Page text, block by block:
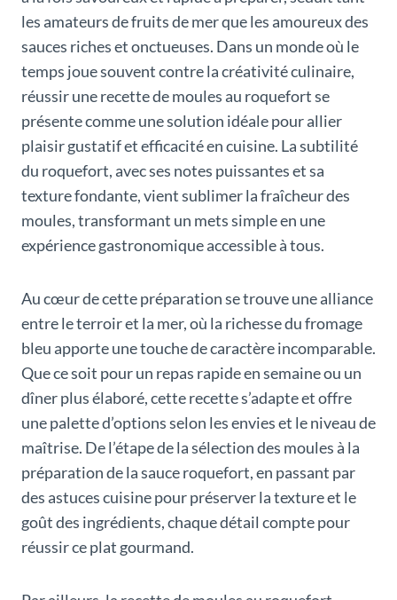
les amateurs de fruits de mer que les amoureux des
sauces riches et onctueuses. Dans un monde où le
temps joue souvent contre la créativité culinaire,
réussir une recette de moules au roquefort se
présente comme une solution idéale pour allier
plaisir gustatif et efficacité en cuisine. La subtilité
du roquefort, avec ses notes puissantes et sa
texture fondante, vient sublimer la fraîcheur des
moules, transformant un mets simple en une
expérience gastronomique accessible à tous.
Au cœur de cette préparation se trouve une alliance
entre le terroir et la mer, où la richesse du fromage
bleu apporte une touche de caractère incomparable.
Que ce soit pour un repas rapide en semaine ou un
dîner plus élaboré, cette recette s’adapte et offre
une palette d’options selon les envies et le niveau de
maîtrise. De l’étape de la sélection des moules à la
préparation de la sauce roquefort, en passant par
des astuces cuisine pour préserver la texture et le
goût des ingrédients, chaque détail compte pour
réussir ce plat gourmand.